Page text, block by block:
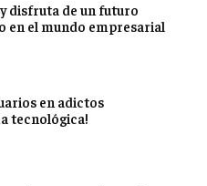
disfruta de un futuro
en el mundo empresarial
en adictos
tecnológica!